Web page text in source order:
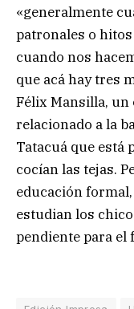
«generalmente
patronales o
cuando nos
que acá hay tres
Félix Mansilla,
relacionado a la
Tatacuá que está
cocían las tejas.
educación
estudian los
pendiente para el